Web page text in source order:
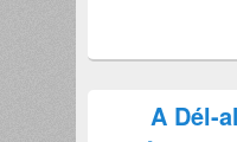
A Dél-